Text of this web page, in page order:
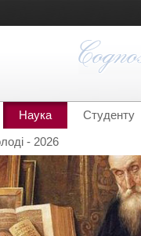
Наука Студенту
- 2026